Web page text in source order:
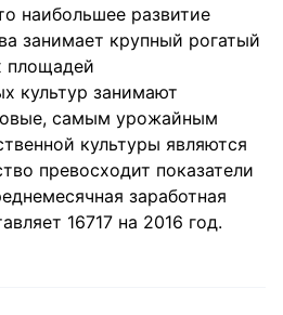
наибольшее развитие
занимает крупный рогатый
площадей
культур занимают
самым урожайным
культуры являются
превосходит показатели
заработная
16717 на 2016 год.